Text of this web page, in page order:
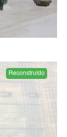
Reconstruído